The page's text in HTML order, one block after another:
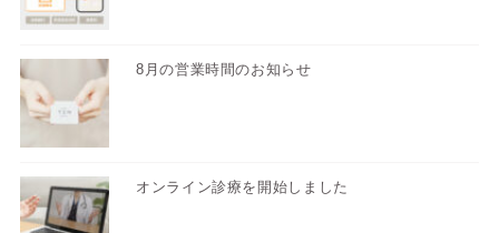
8月の営業時間のお知らせ
オンライン診療を開始しました